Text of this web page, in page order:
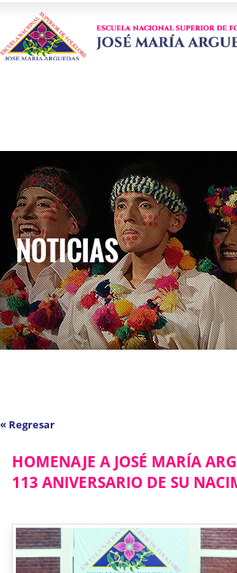
NOTICIAS
« Regresar
HOMENAJE A JOSÉ MARÍA
113 ANIVERSARIO DE SU